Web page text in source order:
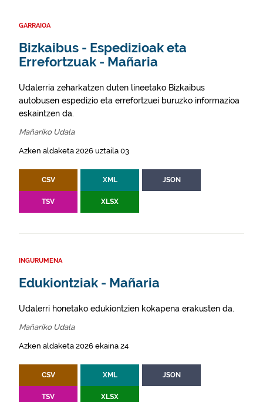
GARRAIOA
Bizkaibus - Espedizioak eta
Errefortzuak - Mañaria
Udalerria zeharkatzen duten lineetako Bizkaibus
autobusen espedizio eta errefortzuei buruzko informazioa
eskaintzen da.
Mañariko Udala
Azken aldaketa 2026 uztaila 03
CSV XML JSON
TSV XLSX
INGURUMENA
Edukiontziak - Mañaria
Udalerri honetako edukiontzien kokapena erakusten da.
Mañariko Udala
Azken aldaketa 2026 ekaina 24
CSV XML JSON
TSV XLSX